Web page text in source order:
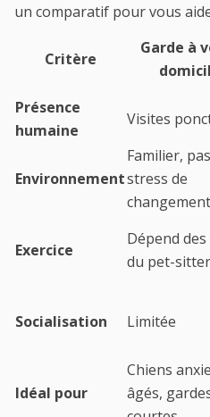
un comparatif pour vous
Critère
Garde à
Présence
humaine
Visites
Environnement
Familier,
stress de
changement
Exercice
Dépend
du pet-sitter
Socialisation Limitée
Idéal pour
Chiens
âgés,